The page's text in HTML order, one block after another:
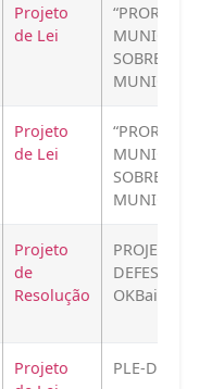
Projeto
de Lei
MUNICIPAL
SOBRE AS
MUNICIPAL
Projeto
de Lei
MUNICIPAL
SOBRE AS
MUNICIPAL
Projeto
de
Resolução
PROJETO-
DEFESA-DA-
OKBaixar
Projeto
PLE-